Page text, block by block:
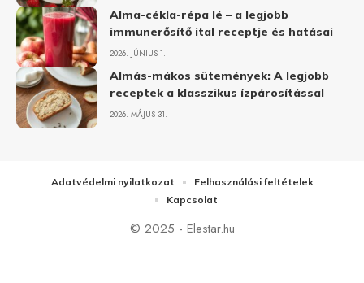
Alma-cékla-répa lé – a legjobb
immunerősítő ital receptje és hatásai
2026. JÚNIUS 1.
Almás-mákos sütemények: A legjobb
receptek a klasszikus ízpárosítással
2026. MÁJUS 31.
© 2025 - Elestar.hu
Adatvédelmi nyilatkozat
Felhasználási feltételek
Kapcsolat